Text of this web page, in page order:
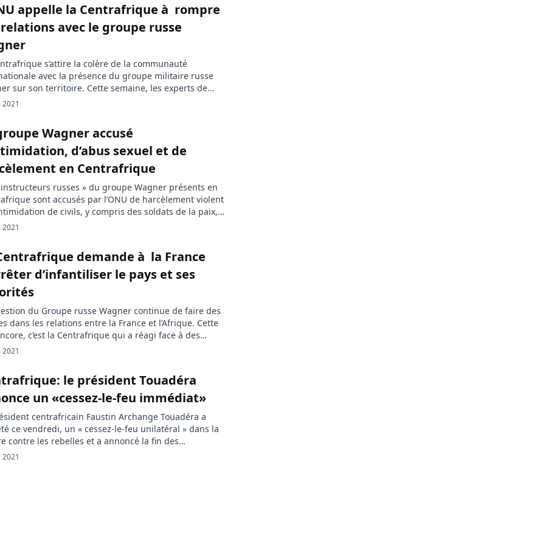
appelle la Centrafrique à rompre
avec le groupe russe
s’attire la colère de la communauté
avec la présence du groupe militaire russe
sur son territoire. Cette semaine, les experts de
ont appelé Bangui à rompre ses relations avec la
sont souvent criblés […]
2021
Wagner accusé
d’abus sexuel et de
en Centrafrique
instructeurs russes » du groupe Wagner présents en
sont accusés par l’ONU de harcèlement violent
de civils, y compris des soldats de la paix,
des travailleurs humanitaires et des
rapports de harcèlement […]
2021
demande à la France
d’infantiliser le pays et ses
du Groupe russe Wagner continue de faire des
dans les relations entre la France et l’Afrique. Cette
c’est la Centrafrique qui a réagi face à des
du ministre français des affaires étrangères Jean
2021
le président Touadéra
un «cessez-le-feu immédiat»
centrafricain Faustin Archange Touadéra a
ce vendredi, un « cessez-le-feu unilatéral » dans la
contre les rebelles et a annoncé la fin des
militaires sur l’ensemble du territoire national.
2021